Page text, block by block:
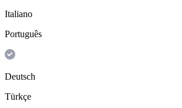
Italiano
Português
Deutsch
Türkçe